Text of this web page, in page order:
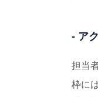
- ア
担当
枠に